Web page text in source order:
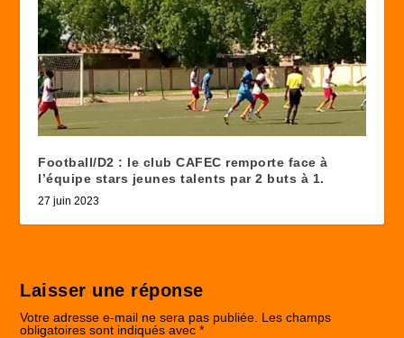
Football/D2 : le club CAFEC remporte face à
l’équipe stars jeunes talents par 2 buts à 1.
27 juin 2023
Laisser une réponse
Votre adresse e-mail ne sera pas publiée. Les champs
obligatoires sont indiqués avec*